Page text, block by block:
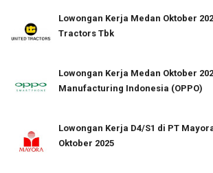
Lowongan Kerja Medan Oktober
Tractors Tbk
Lowongan Kerja Medan Oktober
Manufacturing Indonesia (OPPO)
Lowongan Kerja D4/S1 di PT
Oktober 2025